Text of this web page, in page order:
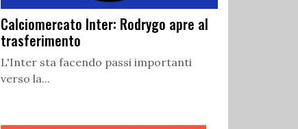
Calciomercato Inter: Rodrygo apre al
trasferimento
L'Inter sta facendo passi importanti
verso la...